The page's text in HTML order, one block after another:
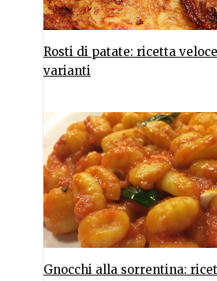
Rosti di patate: ricetta
varianti
Gnocchi alla sorrentina: